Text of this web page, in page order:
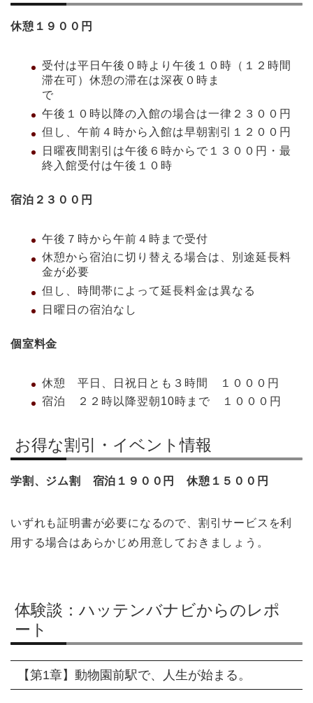
休憩１９００円
受付は平日午後０時より午後１０時（１２時間
滞在可）休憩の滞在は深夜０時ま
で
午後１０時以降の入館の場合は一律２３００円
但し、午前４時から入館は早朝割引１２００円
日曜夜間割引は午後６時からで１３００円・最
終入館受付は午後１０時
宿泊２３００円
午後７時から午前４時まで受付
休憩から宿泊に切り替える場合は、別途延長料
金が必要
但し、時間帯によって延長料金は異なる
日曜日の宿泊なし
個室料金
休憩 平日、日祝日とも３時間 １０００円
宿泊 ２２時以降翌朝10時まで １０００円
お得な割引・イベント情報
学割、ジム割 宿泊１９００円 休憩１５００円
いずれも証明書が必要になるので、割引サービスを利
用する場合はあらかじめ用意しておきましょう。
体験談：ハッテンバナビからのレポ
ート
【第1章】動物園前駅で、人生が始まる。